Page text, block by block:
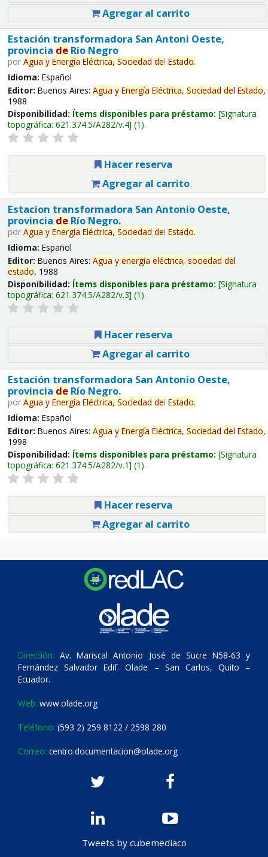
Agregar al carrito
Estación transformadora San Antoni Oeste,
provincia deRío Negro
por Agua y Energía Eléctrica, Sociedad del Estado.
Idioma: Español
Editor: Buenos Aires: Agua y Energía Eléctrica, Sociedad del Estado,
1988
Disponibilidad: Ítems disponibles para préstamo: Signatura
topográfica: 621.374.5/A282/v.4 (1).
Hacer reserva
Agregar al carrito
Estacion transformadora San Antonio Oeste,
provincia deRío Negro.
por Agua y Energía Eléctrica, Sociedad del Estado.
Idioma: Español
Editor: Buenos Aires: Agua y energía eléctrica, sociedad del
estado, 1988
Disponibilidad: Ítems disponibles para préstamo: Signatura
topográfica: 621.374.5/A282/v.3 (1).
Hacer reserva
Agregar al carrito
Estación transformadora San Antonio Oeste,
provincia deRío Negro.
por Agua y Energía Eléctrica, Sociedad del Estado.
Idioma: Español
Editor: Buenos Aires: Agua y Energía Eléctrica, Sociedad del Estado,
1998
Disponibilidad: Ítems disponibles para préstamo: Signatura
topográfica: 621.374.5/A282/v.1 (1).
Hacer reserva
Agregar al carrito
Dirección: Av. Mariscal Antonio José de Sucre N58-63 y
Fernández Salvador Edif. Olade – San Carlos, Quito –
Ecuador.
Web: www.olade.org
Teléfono: (593 2) 259 8122 / 2598 280
Correo: centro.documentacion@olade.org
Tweets by cubemediaco